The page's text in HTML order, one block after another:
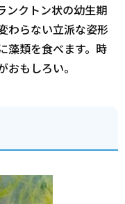
ンクトン状の幼生期
わらない立派な姿形
藻類を食べます。時
もしろい。